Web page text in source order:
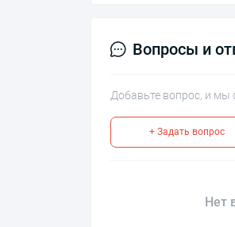
Вопросы и
Добавьте вопрос, и мы
+ Задать вопрос
Нет